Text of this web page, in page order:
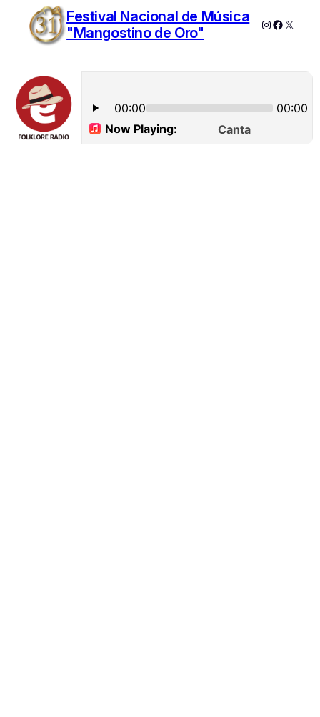
Festival Nacional de Música
"Mangostino de Oro"
Instagram
X